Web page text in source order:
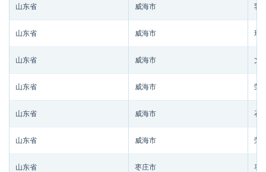
山东省 威海市 乳
山东省 威海市 环
山东省 威海市 文
山东省 威海市 荣
山东省 威海市 石
山东省 威海市 荣
山东省 枣庄市 枣